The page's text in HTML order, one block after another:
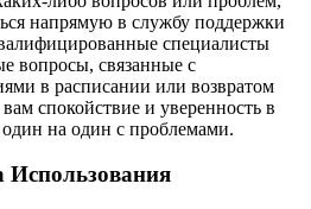
напрямую в службу поддержки
специалисты
вопросы, связанные с
в расписании или возвратом
спокойствие и уверенность в
на один с проблемами.
Использования